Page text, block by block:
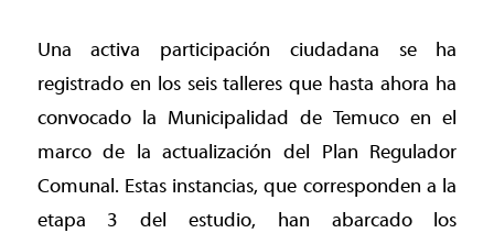
Una activa participación ciudadana se ha
registrado en los seis talleres que hasta ahora ha
convocado la Municipalidad de Temuco en el
marco de la actualización del Plan Regulador
Comunal. Estas instancias, que corresponden a la
etapa 3 del estudio, han abarcado los